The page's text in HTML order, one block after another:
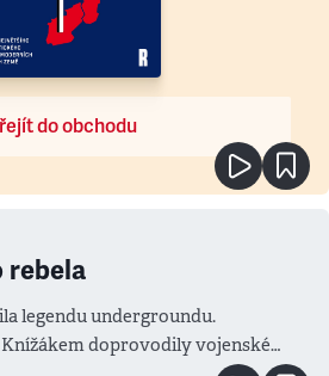
do obchodu
rebela
legendu undergroundu.
doprovodily vojenské